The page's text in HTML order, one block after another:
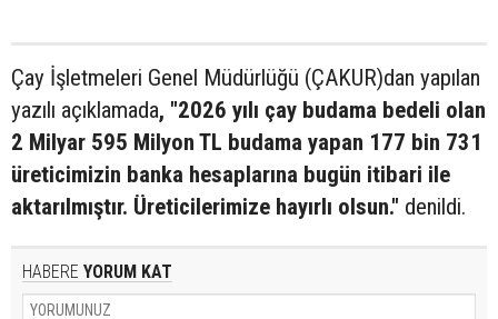
Çay İşletmeleri Genel Müdürlüğü (ÇAKUR)dan yapılan
yazılı açıklamada, "2026 yılı çay budama bedeli olan
2 Milyar 595 Milyon TL budama yapan 177 bin 731
üreticimizin banka hesaplarına bugün itibari ile
aktarılmıştır. Üreticilerimize hayırlı olsun." denildi.
HABERE YORUM KAT